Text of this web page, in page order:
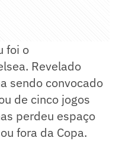
foi o
Revelado
sendo convocado
de cinco jogos
perdeu espaço
fora da Copa.